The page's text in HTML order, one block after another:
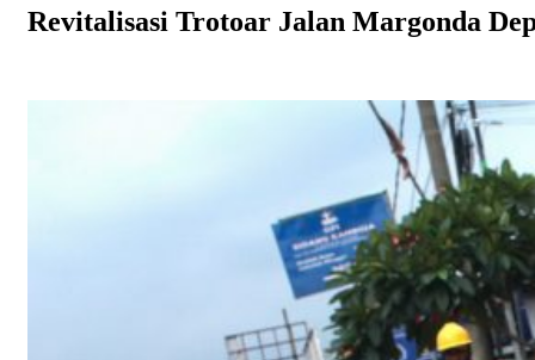
Revitalisasi Trotoar Jalan Margonda